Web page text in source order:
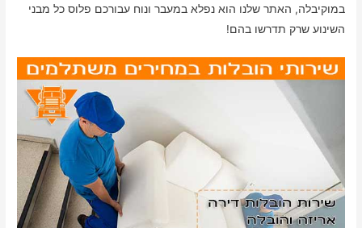
במוקיבלה, האתר שלנו הוא נפלא במעבר ונוח עבורכם פלוס כל מבני
השינוע שרק תדרשו בהם!